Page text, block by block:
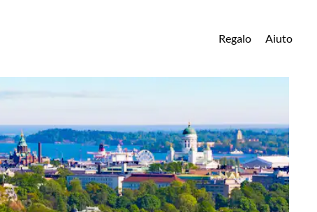
Regalo Aiuto